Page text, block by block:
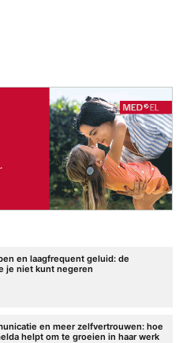
en laagfrequent geluid: de
je niet kunt negeren
en meer zelfvertrouwen: hoe
helpt om te groeien in haar werk